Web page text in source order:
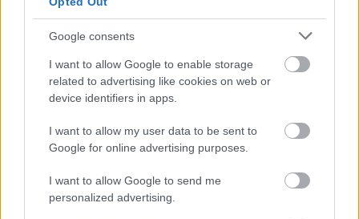
Google consents
I want to allow Google to enable storage
related to advertising like cookies on web or
device identifiers in apps.
I want to allow my user data to be sent to
Google for online advertising purposes.
I want to allow Google to send me
personalized advertising.
középpontba.
Történelmi táj, amelynek minden köve
mesél – megújul a tatai Angolkert
M1 bővítés: már zajlik a teljesen új
Bicske Kelet csomópont építése